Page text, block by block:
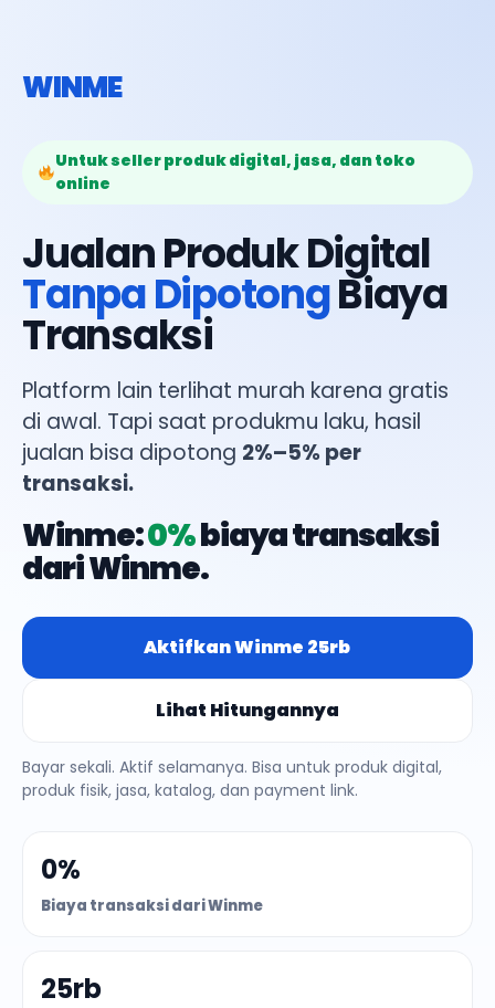
WINME
Untuk seller produk digital, jasa, dan toko
online
Jualan Produk Digital
Tanpa DipotongBiaya
Transaksi
Platform lain terlihat murah karena gratis
di awal. Tapi saat produkmu laku, hasil
jualan bisa dipotong 2%–5% per
transaksi.
Winme:0%biaya transaksi
dari Winme.
Aktifkan Winme 25rb
Lihat Hitungannya
Bayar sekali. Aktif selamanya. Bisa untuk produk digital,
produk fisik, jasa, katalog, dan payment link.
0%
Biaya transaksi dari Winme
25rb